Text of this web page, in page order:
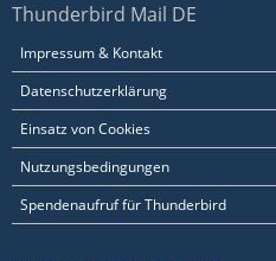
Thunderbird Mail DE
Impressum & Kontakt
Datenschutzerklärung
Einsatz von Cookies
Nutzungsbedingungen
Spendenaufruf für Thunderbird